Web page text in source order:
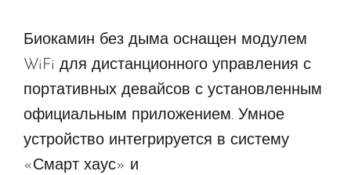
Биокамин без дыма оснащен модулем
WiFi для дистанционного управления с
портативных девайсов с установленным
официальным приложением. Умное
устройство интегрируется в систему
«Смарт хаус» и